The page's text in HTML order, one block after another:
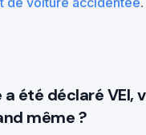
été déclaré VEI,
même ?